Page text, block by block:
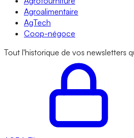
Agroalimentaire
AgTech
Coop-négoce
Tout l'historique de vos newsletters